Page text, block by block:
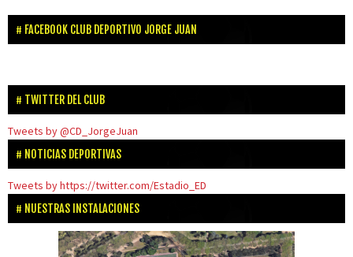
FACEBOOK CLUB DEPORTIVO JORGE JUAN
TWITTER DEL CLUB
Tweets by @CD_JorgeJuan
NOTICIAS DEPORTIVAS
Tweets by https://twitter.com/Estadio_ED
NUESTRAS INSTALACIONES